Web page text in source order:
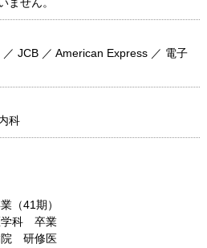
ません。
JCB ／ American Express ／ 電子
科
（41期）
学科 卒業
院 研修医